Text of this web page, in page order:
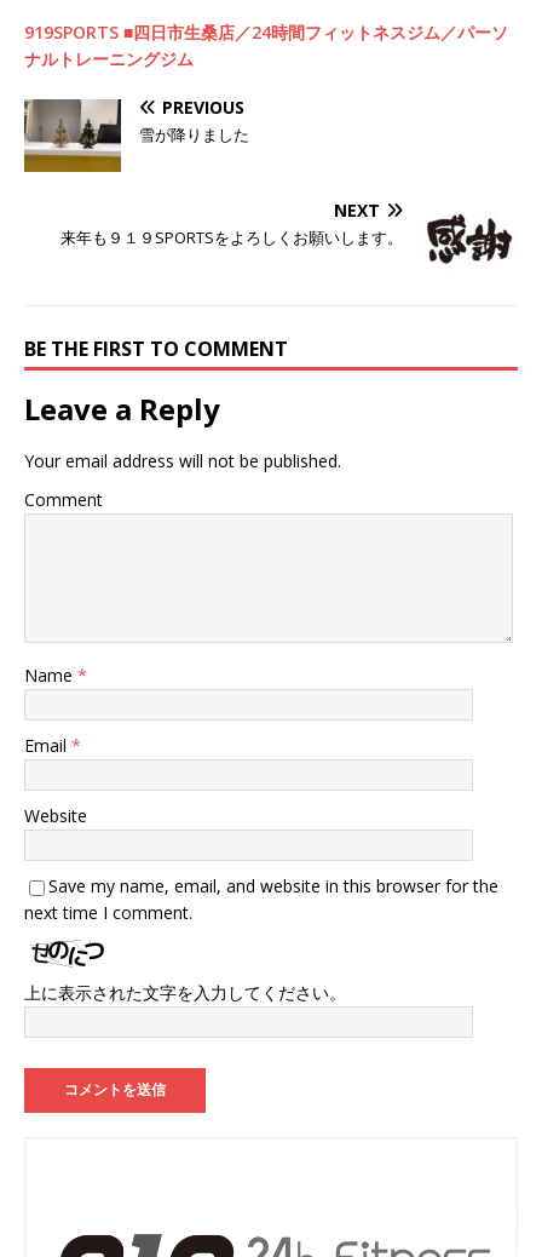
919SPORTS ■四日市生桑店／24時間フィットネスジム／パーソ
ナルトレーニングジム
PREVIOUS
雪が降りました
NEXT
来年も９１９SPORTSをよろしくお願いします。
BE THE FIRST TO COMMENT
Leave a Reply
Your email address will not be published.
Comment
Name *
Email *
Website
Save my name, email, and website in this browser for the
next time I comment.
上に表示された文字を入力してください。